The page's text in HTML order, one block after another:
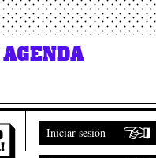
AGENDA
Iniciar sesión